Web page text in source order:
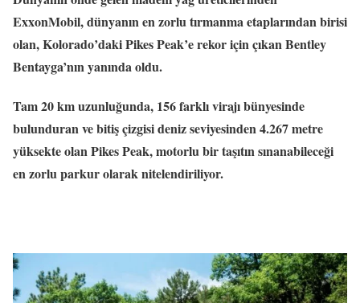
ExxonMobil, dünyanın en zorlu tırmanma etaplarından birisi
olan, Kolorado’daki Pikes Peak’e rekor için çıkan Bentley
Bentayga’nın yanında oldu.
Tam 20 km uzunluğunda, 156 farklı virajı bünyesinde
bulunduran ve bitiş çizgisi deniz seviyesinden 4.267 metre
yüksekte olan Pikes Peak, motorlu bir taşıtın sınanabileceği
en zorlu parkur olarak nitelendiriliyor.